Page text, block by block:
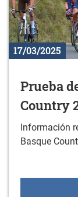
17/03/2025
Prueba
Country
Información
Basque